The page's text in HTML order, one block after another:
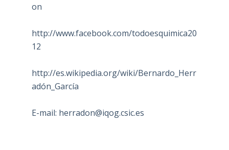
on
http://www.facebook.com/todoesquimica20
12
http://es.wikipedia.org/wiki/Bernardo_Herr
adón_García
E-mail: herradon@iqog.csic.es